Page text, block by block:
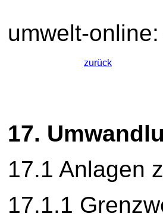
umwelt-
zurück
17.
17.1 Anlagen
17.1.1